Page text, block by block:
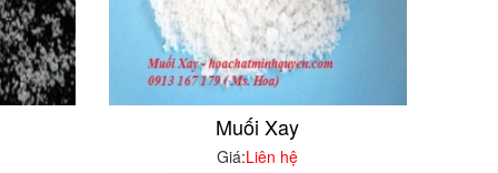
Muối Xay
Giá:Liên hệ